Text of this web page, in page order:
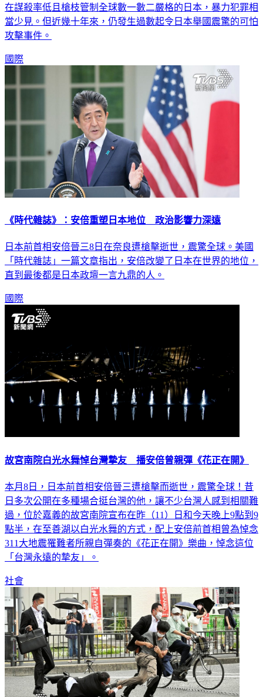
在謀殺率低且槍枝管制全球數一數二嚴格的日本，暴力犯罪相
當少見。但近幾十年來，仍發生過數起令日本舉國震驚的可怕
攻擊事件。
國際
《時代雜誌》：安倍重塑日本地位 政治影響力深遠
日本前首相安倍晉三8日在奈良遭槍擊逝世，震驚全球。美國
「時代雜誌」一篇文章指出，安倍改變了日本在世界的地位，
直到最後都是日本政壇一言九鼎的人。
國際
故宮南院白光水舞悼台灣摯友 播安倍曾親彈《花正在開》
本月8日，日本前首相安倍晉三遭槍擊而逝世，震驚全球！昔
日多次公開在多種場合挺台灣的他，讓不少台灣人感到相關難
過，位於嘉義的故宮南院宣布在昨（11）日和今天晚上9點到9
點半，在至善湖以白光水舞的方式，配上安倍前首相曾為悼念
311大地震罹難者所親自彈奏的《花正在開》樂曲，悼念這位
「台灣永遠的摯友」。
社會